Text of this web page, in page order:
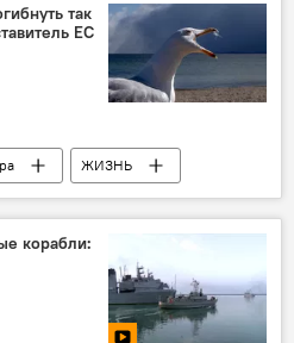
так
ЕС
ЖИЗНЬ
корабли: